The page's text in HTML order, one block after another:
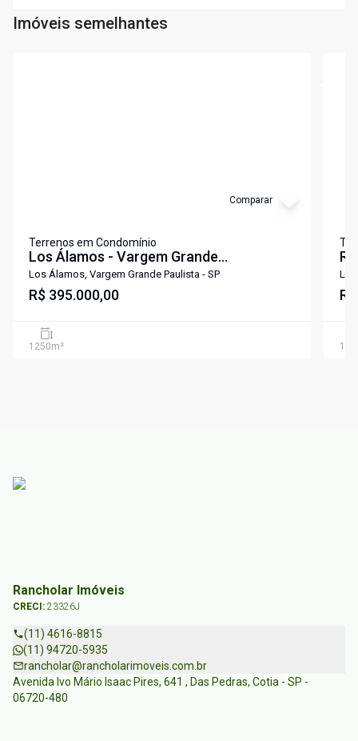
Imóveis semelhantes
Comparar
Terrenos em Condomínio
Los Álamos - Vargem Grande
Paulista/SP
Los Álamos, Vargem Grande Paulista - SP
R$ 395.000,00
1250m²
Los
Rancholar Imóveis
CRECI: 23326J
(11) 4616-8815
(11) 94720-5935
rancholar@rancholarimoveis.com.br
Avenida Ivo Mário Isaac Pires, 641 , Das Pedras, Cotia - SP -
06720-480